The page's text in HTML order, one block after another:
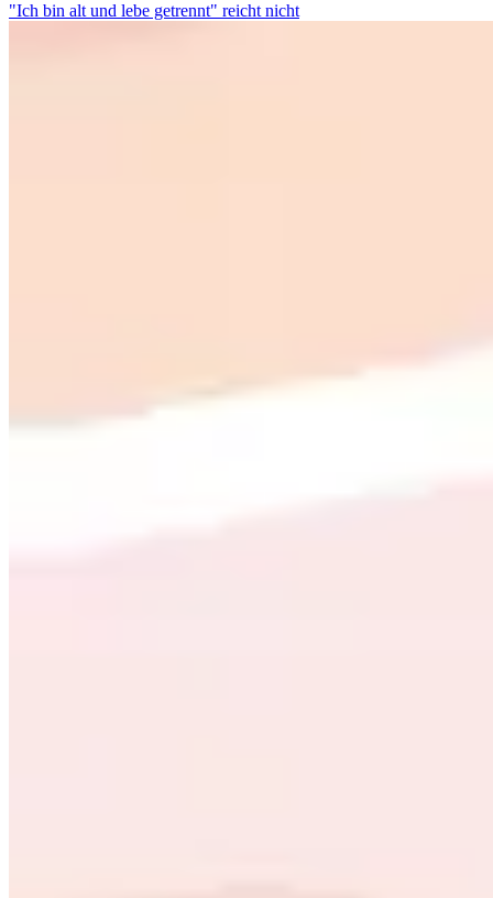
"Ich bin alt und lebe getrennt" reicht nicht